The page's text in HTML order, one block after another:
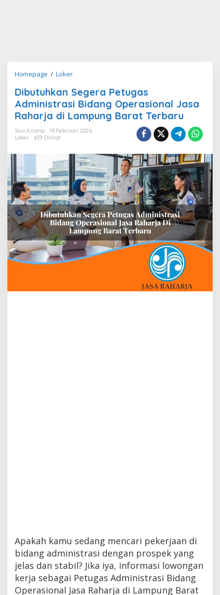
Homepage / LokerDibutuhkan
Petugas
Administrasi
Bidang
Operasional
Jasa
di
Lampung
Barat
Terbaru
Dibutuhkan Segera Petugas
Administrasi Bidang Operasional Jasa
Raharja di Lampung Barat Terbaru
Sasi Kirana
19 Februari 2026
Loker
639 Dilihat
Apakah kamu sedang mencari pekerjaan di
bidang administrasi dengan prospek yang
jelas dan stabil? Jika iya, informasi lowongan
kerja sebagai Petugas Administrasi Bidang
Operasional Jasa Raharja di Lampung Barat